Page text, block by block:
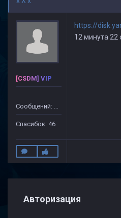
[CSDM] VIP
Сообщений: 499
Спасибок: 46
https://
12 минута 22
Авторизация